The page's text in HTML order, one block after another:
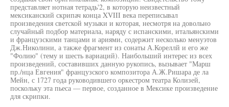
представляет нотная тетрадь'2, в которую неизвестный
мексиканский скрипач конца XVIII века переписывал
произведения светской музыки и которая, несмотря на довольно
случайный подбор материала, наряду с испанскими, итальянскими
и французскими танцами и ариями, содержит несколько менуэтов
Дж.Николини, а также фрагмент из сонаты А.Кореллй и его же
"Фолию" (тему и шесть вариаций). Наибольший интерес из всех
произведений, составивших данную рукопись, вызывает "Марш
пр./нца Евгения" французского композитора А.Ж.Ришара де ла
Мейн, с 1727 года руководившего оркестром театра Колизей,
поскольку эта пьеса — первое, созданное в Мексике произведение
для скрипки.